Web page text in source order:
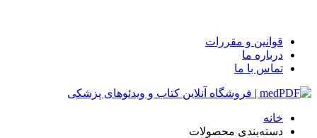
قوانین و مقررات
درباره ما
تماس با ما
خانه
دسته‌بندی محصولات